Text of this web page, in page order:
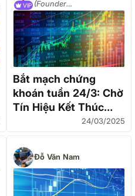
VIP (Founder
COPHIEUVIP.COM)
Bắt mạch chứng
khoán tuần 24/3: Chờ
Tín Hiệu Kết Thúc
24/03/2025
Đỗ Văn Nam